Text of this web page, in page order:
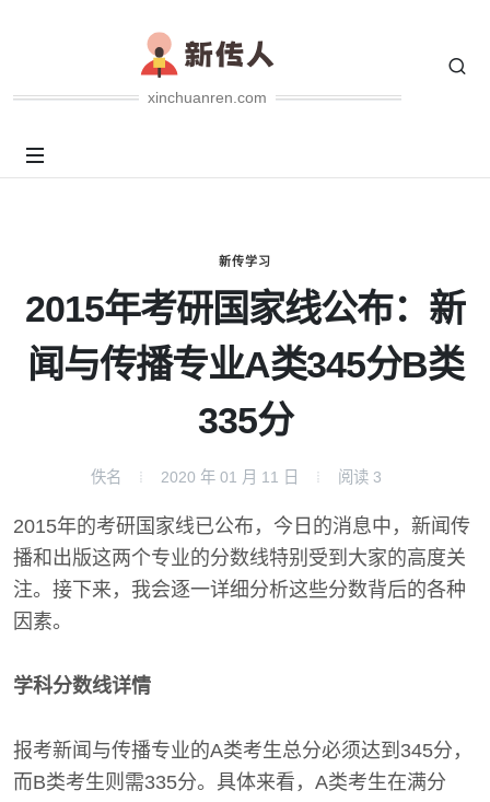
xinchuanren.com
新传学习
2015年考研国家线公布：新
闻与传播专业A类345分B类
335分
佚名 2020 年 01 月 11 日 阅读 3
2015年的考研国家线已公布，今日的消息中，新闻传
播和出版这两个专业的分数线特别受到大家的高度关
注。接下来，我会逐一详细分析这些分数背后的各种
因素。
学科分数线详情
报考新闻与传播专业的A类考生总分必须达到345分，
而B类考生则需335分。具体来看，A类考生在满分